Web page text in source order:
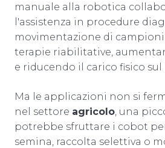
manuale alla robotica
l'assistenza in procedure
movimentazione di
terapie riabilitative,
e riducendo il carico fisico sul
Ma le applicazioni non si
nel settore agricolo, una
potrebbe sfruttare i cobot
semina, raccolta selettiva o